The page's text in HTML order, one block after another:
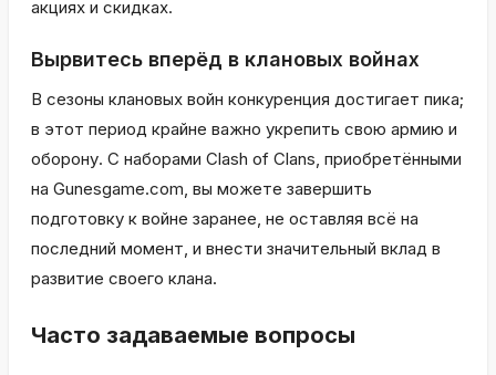
акциях и скидках.
Вырвитесь вперёд в клановых войнах
В сезоны клановых войн конкуренция достигает пика;
в этот период крайне важно укрепить свою армию и
оборону. С наборами Clash of Clans, приобретёнными
на Gunesgame.com, вы можете завершить
подготовку к войне заранее, не оставляя всё на
последний момент, и внести значительный вклад в
развитие своего клана.
Часто задаваемые вопросы